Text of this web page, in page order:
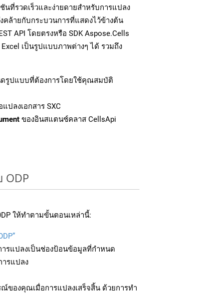
นที่รวดเร็วและง่ายดายสำหรับการแปลง
คล้ายกับกระบวนการที่แสดงไว้ข้างต้น
API โดยตรงหรือ SDK Aspose.Cells
เป็นรูปแบบภาพต่างๆ ได้ รวมถึง
รูปแบบที่ต้องการโดยใช้คุณสมบัติ
ปลงเอกสาร SXC
ของอินสแตนซ์คลาส CellsApi
ODP
ให้ทำตามขั้นตอนเหล่านี้:
รแปลงเป็นช่องป้อนข้อมูลที่กำหนด
ารแปลง
ของคุณเมื่อการแปลงเสร็จสิ้น ด้วยการทำ